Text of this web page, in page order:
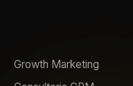
Growth Marketing